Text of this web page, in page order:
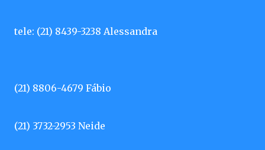
tele: (21) 8439-3238 Alessandra
(21) 8806-4679 Fábio
(21) 3732-2953 Neide